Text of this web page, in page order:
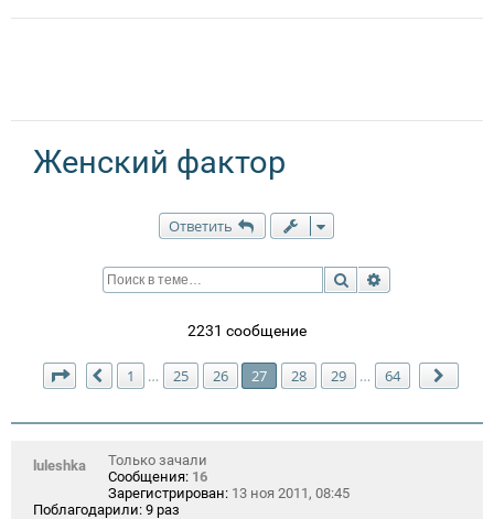
Женский фактор
Ответить
Поиск
2231 сообщение
Страница 27 из64
Пред.
1 … 25 26 27 28 29 … 64
luleshka
Только зачали
Сообщения: 16
Зарегистрирован: 13 ноя 2011, 08:45
Поблагодарили: 9 раз